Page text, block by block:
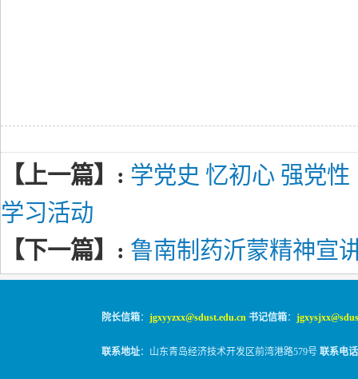
【上一篇】: 学党史 忆初心 强党
学习活动
【下一篇】: 鲁南制药沂蒙精神宣
院长信箱： jgxyyzxx@sdust.edu.cn 书记信箱：
联系地址：山东青岛经济技术开发区前湾港路579号 联系电话